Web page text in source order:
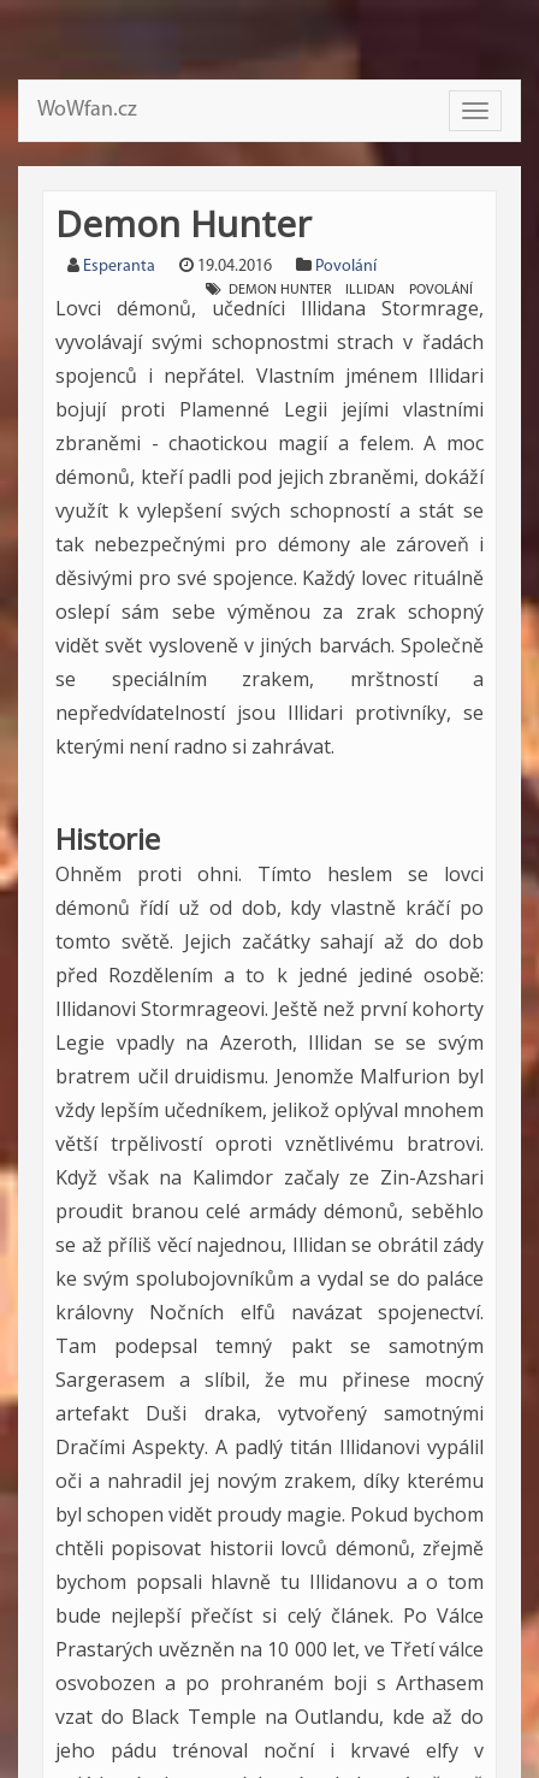
Toggle
WoWfan.cz
Demon Hunter
Esperanta 19.04.2016 Povolání
DEMON HUNTER ILLIDAN POVOLÁNÍ
Lovci démonů, učedníci Illidana Stormrage,
vyvolávají svými schopnostmi strach v řadách
spojenců i nepřátel. Vlastním jménem Illidari
bojují proti Plamenné Legii jejími vlastními
zbraněmi - chaotickou magií a felem. A moc
démonů, kteří padli pod jejich zbraněmi, dokáží
využít k vylepšení svých schopností a stát se
tak nebezpečnými pro démony ale zároveň i
děsivými pro své spojence. Každý lovec rituálně
oslepí sám sebe výměnou za zrak schopný
vidět svět vysloveně v jiných barvách. Společně
se speciálním zrakem, mrštností a
nepředvídatelností jsou Illidari protivníky, se
kterými není radno si zahrávat.
Historie
Ohněm proti ohni. Tímto heslem se lovci
démonů řídí už od dob, kdy vlastně kráčí po
tomto světě. Jejich začátky sahají až do dob
před Rozdělením a to k jedné jediné osobě:
Illidanovi Stormrageovi. Ještě než první kohorty
Legie vpadly na Azeroth, Illidan se se svým
bratrem učil druidismu. Jenomže Malfurion byl
vždy lepším učedníkem, jelikož oplýval mnohem
větší trpělivostí oproti vznětlivému bratrovi.
Když však na Kalimdor začaly ze Zin-Azshari
proudit branou celé armády démonů, seběhlo
se až příliš věcí najednou, Illidan se obrátil zády
ke svým spolubojovníkům a vydal se do paláce
královny Nočních elfů navázat spojenectví.
Tam podepsal temný pakt se samotným
Sargerasem a slíbil, že mu přinese mocný
artefakt Duši draka, vytvořený samotnými
Dračími Aspekty. A padlý titán Illidanovi vypálil
oči a nahradil jej novým zrakem, díky kterému
byl schopen vidět proudy magie. Pokud bychom
chtěli popisovat historii lovců démonů, zřejmě
bychom popsali hlavně tu Illidanovu a o tom
bude nejlepší přečíst si celý článek. Po Válce
Prastarých uvězněn na 10 000 let, ve Třetí válce
osvobozen a po prohraném boji s Arthasem
vzat do Black Temple na Outlandu, kde až do
jeho pádu trénoval noční i krvavé elfy v